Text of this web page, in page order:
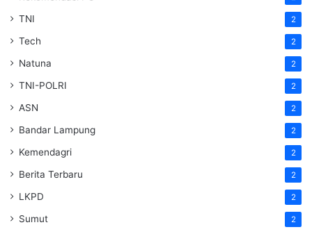
TNI 2
Tech 2
Natuna 2
TNI-POLRI 2
ASN 2
Bandar Lampung 2
Kemendagri 2
Berita Terbaru 2
LKPD 2
Sumut 2